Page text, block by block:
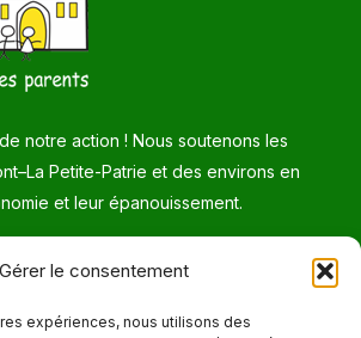
Gérer le consentement
expériences, nous utilisons des
notre action ! Nous soutenons les
Petite-Patrie et des environs en
et leur épanouissement.